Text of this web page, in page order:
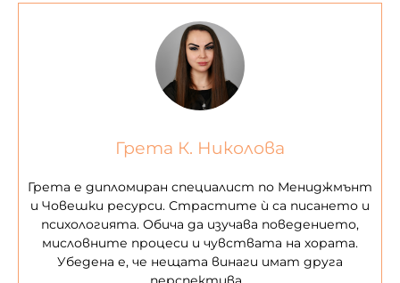
Грета К. Николова
Грета е дипломиран специалист по Мениджмънт
и Човешки ресурси. Страстите ѝ са писането и
психологията. Обича да изучава поведението,
мисловните процеси и чувствата на хората.
Убедена е, че нещата винаги имат друга